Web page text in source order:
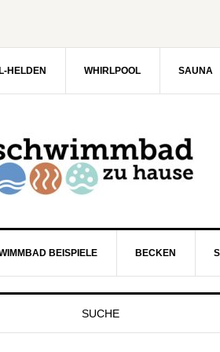
HELDEN WHIRLPOOL SAUNA
BEISPIELE BECKEN
SUCHE